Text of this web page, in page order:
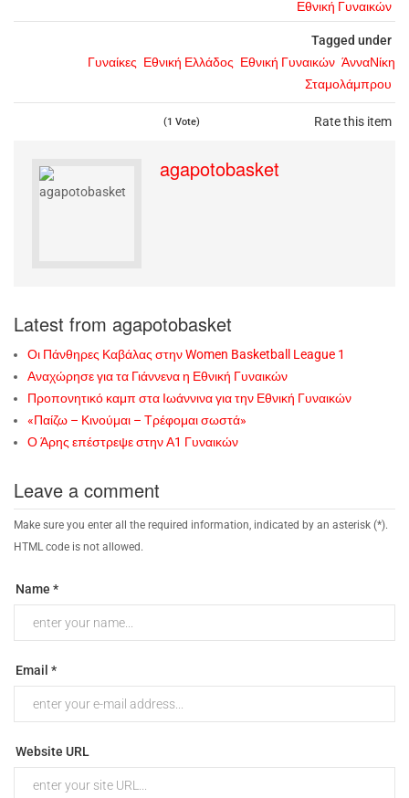
Εθνική Γυναικών
Tagged under
Γυναίκες Εθνική Ελλάδος Εθνική Γυναικών ΆνναΝίκη
Σταμολάμπρου
Rate this item
(1 Vote)
agapotobasket
Latest from agapotobasket
Οι Πάνθηρες Καβάλας στην Women Basketball League 1
Αναχώρησε για τα Γιάννενα η Εθνική Γυναικών
Προπονητικό καμπ στα Ιωάννινα για την Εθνική Γυναικών
«Παίζω – Κινούμαι – Τρέφομαι σωστά»
Ο Άρης επέστρεψε στην Α1 Γυναικών
Leave a comment
Make sure you enter all the required information, indicated by an asterisk (*).
HTML code is not allowed.
Name *
Email *
Website URL